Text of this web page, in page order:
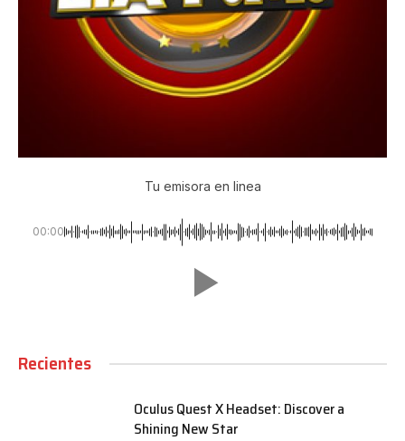
Tu emisora en linea
00:00
Recientes
Oculus Quest X Headset: Discover a
Shining New Star